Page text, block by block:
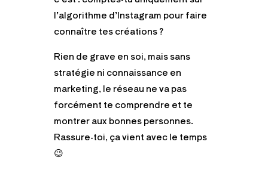
l’algorithme d’Instagram pour faire
connaître tes créations ?
Rien de grave en soi, mais sans
stratégie ni connaissance en
marketing, le réseau ne va pas
forcément te comprendre et te
montrer aux bonnes personnes.
Rassure-toi, ça vient avec le temps
😉